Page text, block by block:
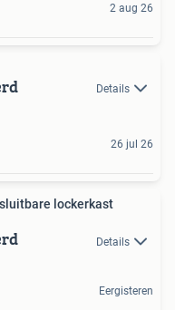
2 aug 26
Details
26 jul 26
lockerkast
Details
Eergisteren